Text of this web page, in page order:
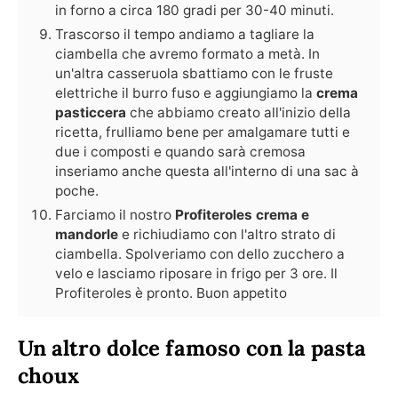
in forno a circa 180 gradi per 30-40 minuti.
Trascorso il tempo andiamo a tagliare la
ciambella che avremo formato a metà. In
un'altra casseruola sbattiamo con le fruste
elettriche il burro fuso e aggiungiamo la crema
pasticcera che abbiamo creato all'inizio della
ricetta, frulliamo bene per amalgamare tutti e
due i composti e quando sarà cremosa
inseriamo anche questa all'interno di una sac à
poche.
Farciamo il nostro Profiteroles crema e
mandorle e richiudiamo con l'altro strato di
ciambella. Spolveriamo con dello zucchero a
velo e lasciamo riposare in frigo per 3 ore. Il
Profiteroles è pronto. Buon appetito
Un altro dolce famoso con la pasta
choux